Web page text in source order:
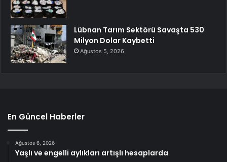
Lübnan Tarım Sektörü Savaşta 530
Milyon Dolar Kaybetti
Ağustos 5, 2026
En Güncel Haberler
Ağustos 6, 2026
Yaşlı ve engelli aylıkları artışlı hesaplarda